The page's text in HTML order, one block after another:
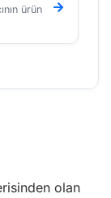
ürün
olan